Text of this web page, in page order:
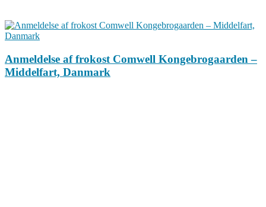
Anmeldelse af frokost Comwell Kongebrogaarden –
Middelfart, Danmark